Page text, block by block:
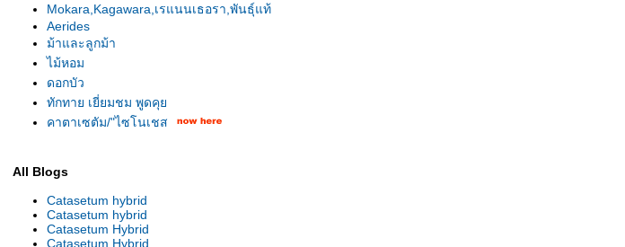
Mokara,Kagawara,เรแนนเธอรา,พันธุ์แท้
Aerides
ม้าและลูกม้า
ไม้หอม
ดอกบัว
ทักทาย เยี่ยมชม พูดคุ
คาตาเซตัม/"ไซโนเชส
All Blogs
Catasetum hybrid
Catasetum hybrid
Catasetum Hybrid
Catasetum Hybrid